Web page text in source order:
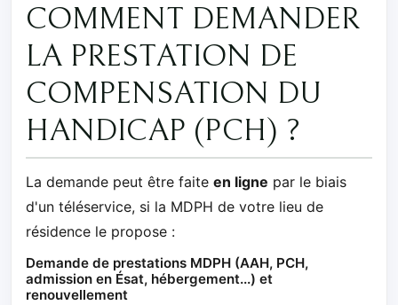
COMMENT DEMANDER
LA PRESTATION DE
COMPENSATION DU
HANDICAP (PCH) ?
La demande peut être faite en ligne par le biais
d'un téléservice, si la MDPH de votre lieu de
résidence le propose :
Demande de prestations MDPH (AAH, PCH,
admission en Ésat, hébergement...) et
renouvellement